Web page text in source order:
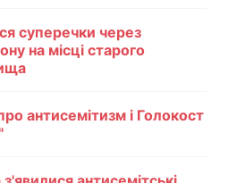
суперечки через
на місці старого
антисемітизм і Голокост